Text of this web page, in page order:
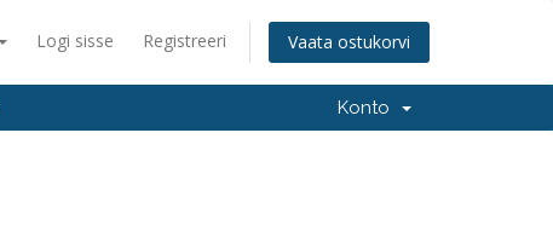
Logi sisse Registreeri Vaata ostukorvi
Konto